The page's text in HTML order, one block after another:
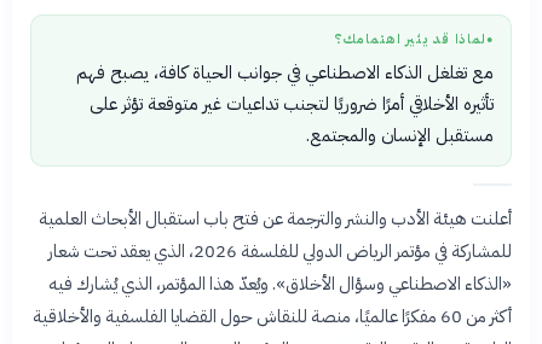
● لماذا قد يثير اهتمامك؟
مع تغلغل الذكاء الاصطناعي في جوانب الحياة كافة، يصبح فهم
تأثيره الأخلاقي أمرًا ضروريًا لتجنب تداعيات غير متوقعة تؤثر على
مستقبل الإنسان والمجتمع.
أعلنت هيئة الأدب والنشر والترجمة عن فتح باب استقبال الأبحاث العلمية
للمشاركة في مؤتمر الرياض الدولي للفلسفة 2026، الذي يعقد تحت شعار
«الذكاء الاصطناعي وسؤال الأخلاق». ويُعدّ هذا المؤتمر، الذي يُشارك فيه
أكثر من 60 مفكرًا عالميًا، منصة للنقاش حول القضايا الفلسفية والأخلاقية